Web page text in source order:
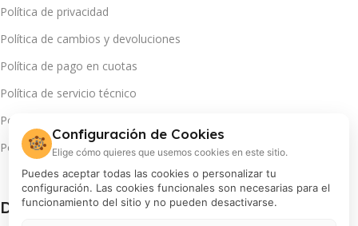
Política de privacidad
Política de cambios y devoluciones
Política de pago en cuotas
Política de servicio técnico
Política de promociones
Política de cookies
Descarga App(s):
🍪 Configuración de Cookies
Elige cómo quieres que usemos cookies en este sitio.
Puedes aceptar todas las cookies o personalizar tu
configuración. Las cookies funcionales son necesarias para el
funcionamiento del sitio y no pueden desactivarse.